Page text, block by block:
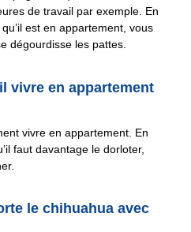
de travail par exemple. En
est en appartement, vous
dégourdisse les pattes.
vivre en appartement
vivre en appartement. En
faut davantage le dorloter,
le chihuahua avec